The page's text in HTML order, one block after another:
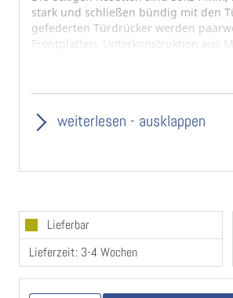
stark und schließen bündig mit den
gefederten Türdrücker werden
Frontplatten, Unterkonstruktion aus
1 Paar Türdrücker mit eckigen Rosetten
Ausführung: WC-DIN links
Rosettenstärke: 2,5 mm, versteckte
Basis: massives Zamak
Farbe: Schwarz (eloxiert)
inklusive Unterkonstruktion aus
Türstärke von 40 - 45 mm
weiterlesen - ausklappen
Lieferbar
Lieferzeit: 3-4 Wochen